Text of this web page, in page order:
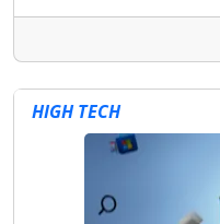
HIGH TECH